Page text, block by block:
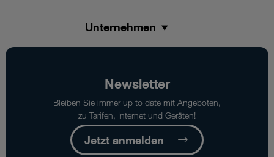
Unternehmen
Newsletter
Bleiben Sie immer up to date mit Angeboten,
zu Tarifen, Internet und Geräten!
Jetzt anmelden